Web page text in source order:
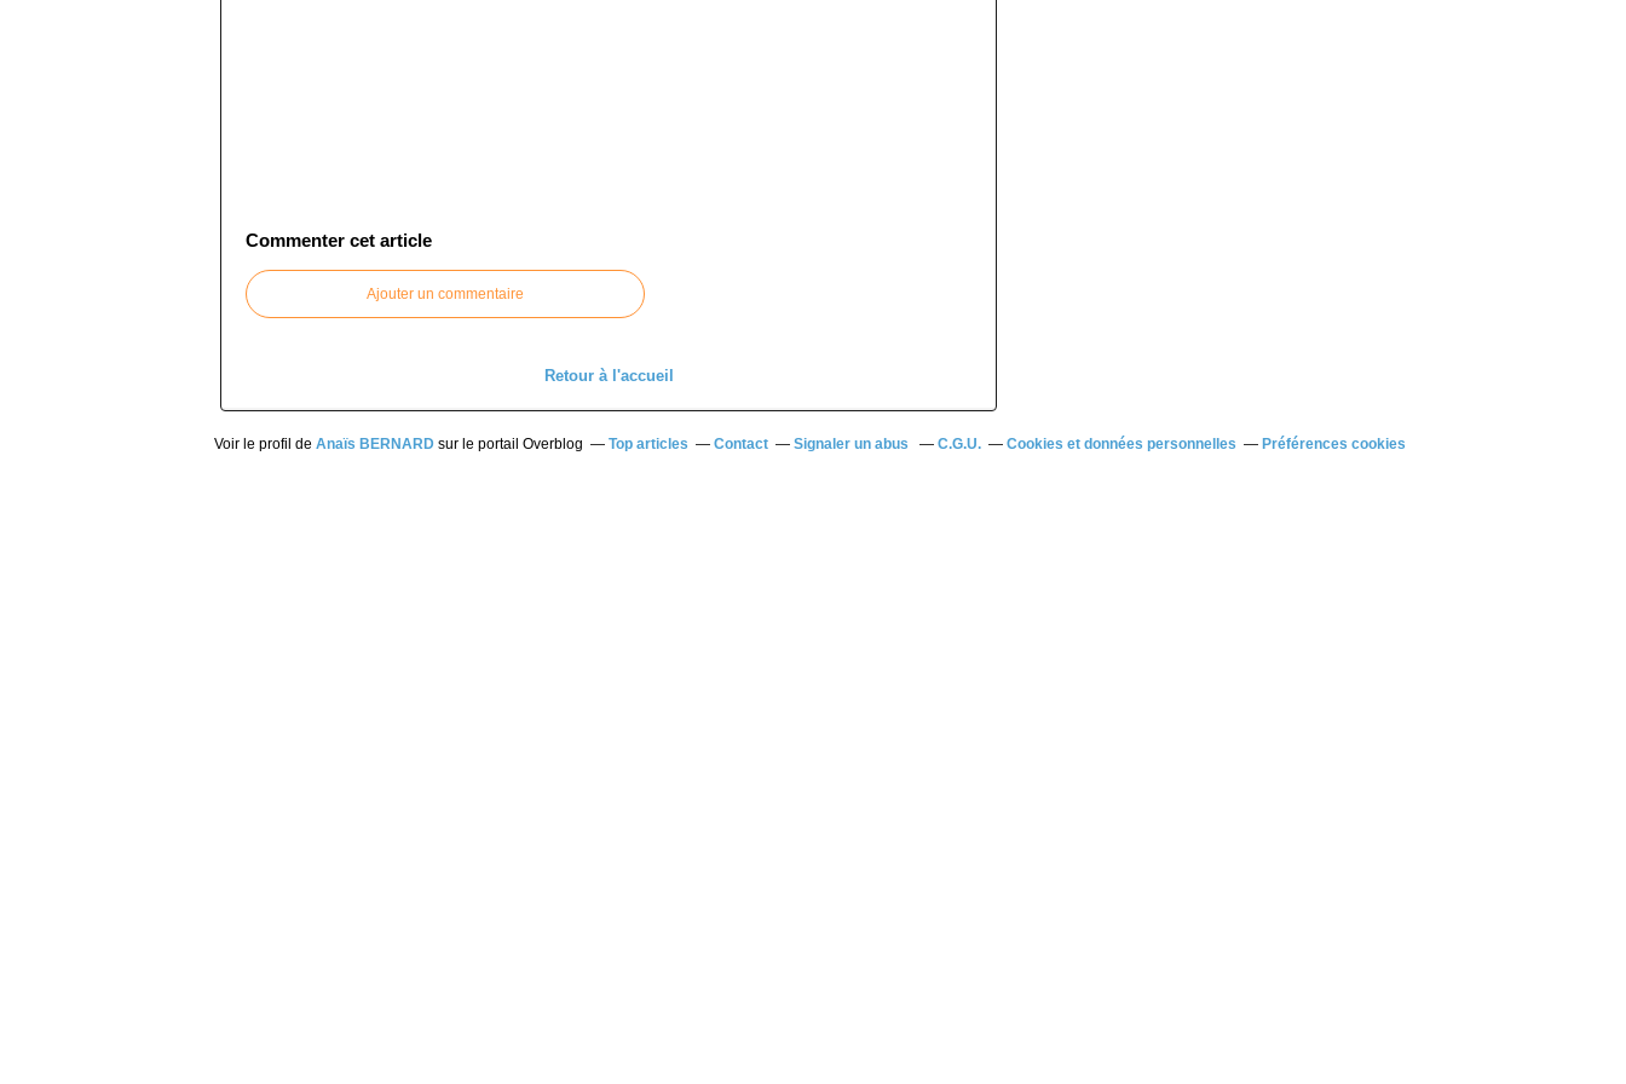
Commenter cet article
Ajouter un commentaire
Retour à l'accueil
Voir le profil de Anaïs BERNARDsur le portail Overblog Top articles Contact Signaler un abus C.G.U. Cookies et données personnelles Préférences cookies